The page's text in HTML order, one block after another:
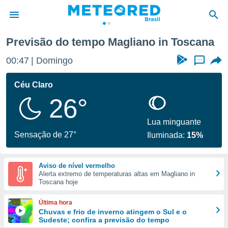
da
fornecidas
a este
das
e
forma
digital
Previsão do tempo Magliano in Toscana
00:47 Domingo ...
Céu Claro
26°
Sensação de 27°
Lua minguante
Iluminada: 15%
Aviso de nível vermelho
Alerta extremo de temperaturas altas em Magliano in
Toscana hoje
Última hora
Chuvas e frio de inverno atingem o Sul e o
Sudeste; confira a previsão do tempo